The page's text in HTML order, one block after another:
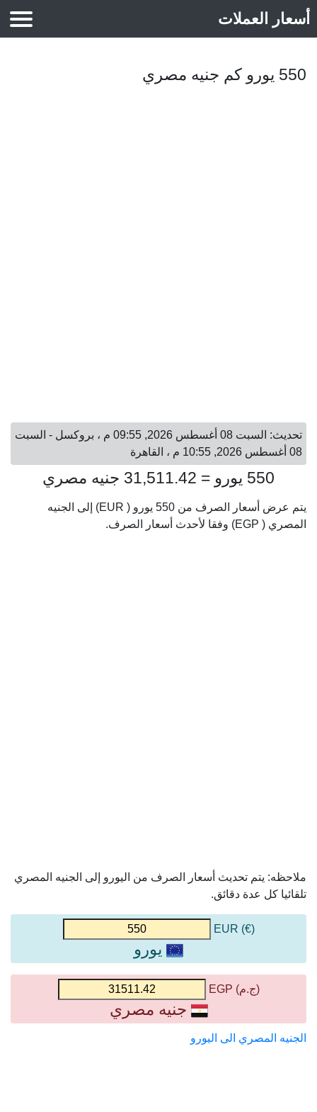
أسعار العملات
550 يورو كم جنيه مصري
تحديث: السبت 08 أغسطس 2026, 09:55 م ، بروكسل - السبت
08 أغسطس 2026, 10:55 م ، القاهرة
550 يورو = 31,511.42 جنيه مصري
يتم عرض أسعار الصرف من 550 يورو ( EUR) إلى الجنيه
المصري ( EGP) وفقا لأحدث أسعار الصرف.
ملاحظه: يتم تحديث أسعار الصرف من اليورو إلى الجنيه المصري
تلقائيا كل عدة دقائق.
(€) EUR
يورو
(ج.م) EGP
جنيه مصري
الجنيه المصري الى اليورو